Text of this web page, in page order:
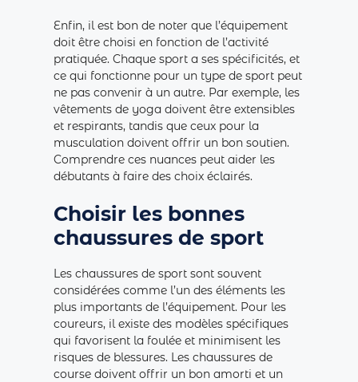
Enfin, il est bon de noter que l’équipement
doit être choisi en fonction de l’activité
pratiquée. Chaque sport a ses spécificités, et
ce qui fonctionne pour un type de sport peut
ne pas convenir à un autre. Par exemple, les
vêtements de yoga doivent être extensibles
et respirants, tandis que ceux pour la
musculation doivent offrir un bon soutien.
Comprendre ces nuances peut aider les
débutants à faire des choix éclairés.
Choisir les bonnes
chaussures de sport
Les chaussures de sport sont souvent
considérées comme l’un des éléments les
plus importants de l’équipement. Pour les
coureurs, il existe des modèles spécifiques
qui favorisent la foulée et minimisent les
risques de blessures. Les chaussures de
course doivent offrir un bon amorti et un